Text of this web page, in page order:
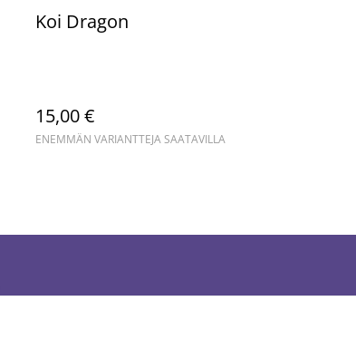
Koi Dragon
15,00 €
ENEMMÄN VARIANTTEJA SAATAVILLA